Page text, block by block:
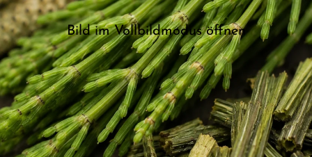
Bild im Vollbildmodus öffnen